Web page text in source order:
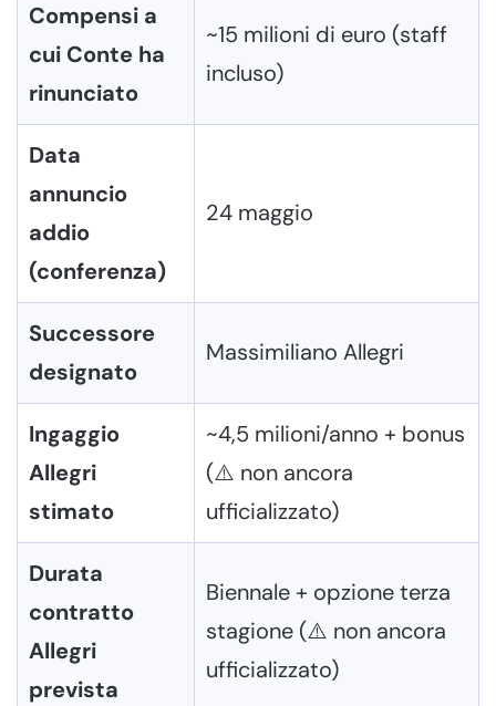
Compensi a
cui Conte ha
rinunciato
~15 milioni di euro (staff
incluso)
Data
annuncio
addio
(conferenza)
24 maggio
Successore
designato
Massimiliano Allegri
Ingaggio
Allegri
stimato
~4,5 milioni/anno + bonus
(⚠️ non ancora
ufficializzato)
Durata
contratto
Allegri
prevista
Biennale + opzione terza
stagione (⚠️ non ancora
ufficializzato)